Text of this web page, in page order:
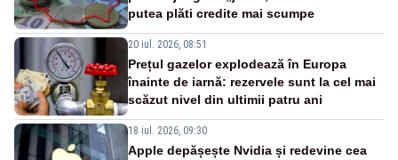
putea plăti credite mai scumpe
20 iul. 2026, 08:51
Prețul gazelor explodează în Europa
înainte de iarnă: rezervele sunt la cel mai
scăzut nivel din ultimii patru ani
18 iul. 2026, 09:30
Apple depășește Nvidia și redevine cea